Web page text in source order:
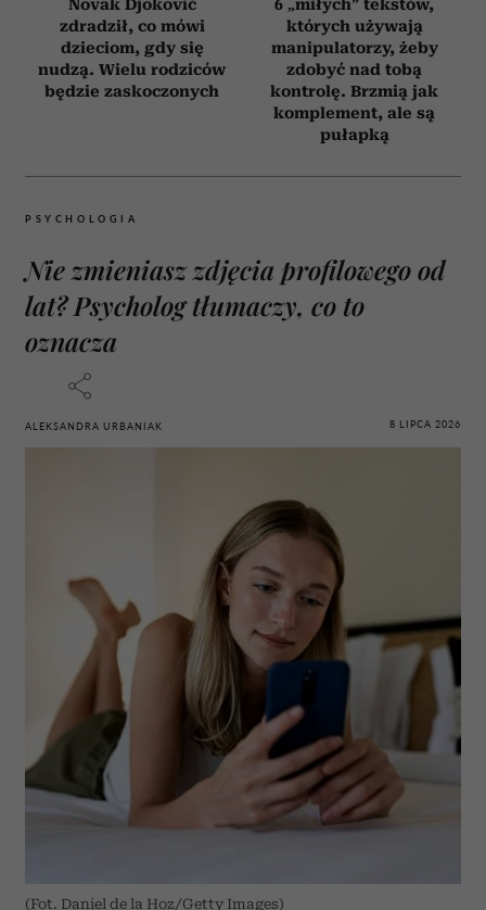
Novak Djoković
zdradził, co mówi
dzieciom, gdy się
nudzą. Wielu rodziców
będzie zaskoczonych
6 „miłych” tekstów,
których używają
manipulatorzy, żeby
zdobyć nad tobą
kontrolę. Brzmią jak
komplement, ale są
pułapką
PSYCHOLOGIA
Nie zmieniasz zdjęcia profilowego od
lat? Psycholog tłumaczy, co to
oznacza
ALEKSANDRA URBANIAK 8 LIPCA 2026
(Fot. Daniel de la Hoz/Getty Images)